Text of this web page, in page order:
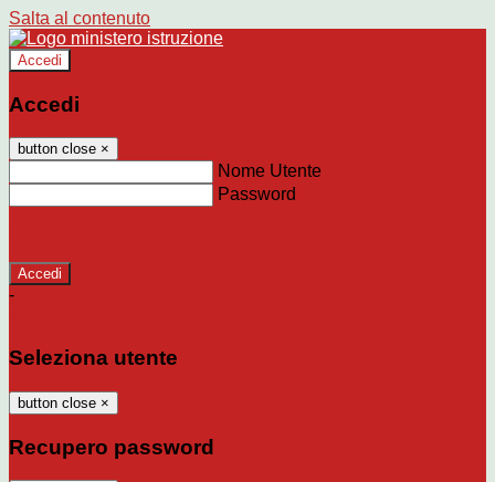
Salta al contenuto
Accedi
Accedi
button close ×
Nome Utente
Password
-
Seleziona utente
button close ×
Recupero password